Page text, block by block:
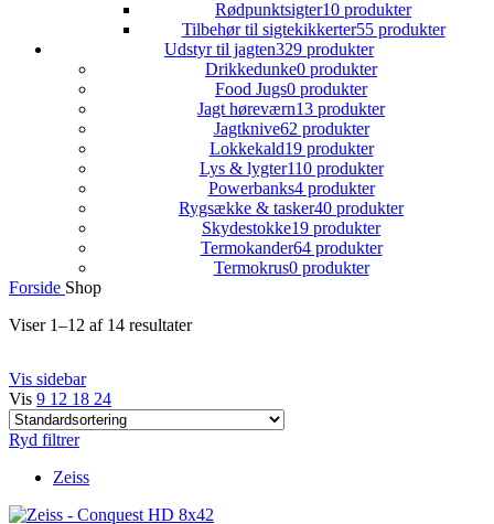
Rødpunktsigter10 produkter
Tilbehør til sigtekikkerter55 produkter
Udstyr til jagten329 produkter
Drikkedunke0 produkter
Food Jugs0 produkter
Jagt høreværn13 produkter
Jagtknive62 produkter
Lokkekald19 produkter
Lys & lygter110 produkter
Powerbanks4 produkter
Rygsække & tasker40 produkter
Skydestokke19 produkter
Termokander64 produkter
Termokrus0 produkter
Forside Shop
Viser 1–12 af 14 resultater
Vis sidebar
Vis 9 12 18 24
Ryd filtrer
Zeiss